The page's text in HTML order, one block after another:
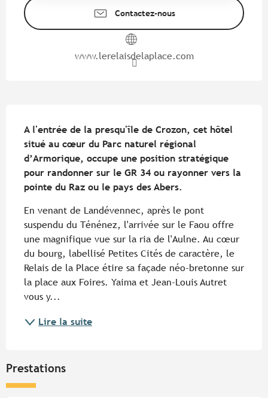
Contactez-nous
www.lerelaisdelaplace.com
A l'entrée de la presqu'île de Crozon, cet hôtel
situé au cœur du Parc naturel régional
d’Armorique, occupe une position stratégique
pour randonner sur le GR 34 ou rayonner vers la
pointe du Raz ou le pays des Abers.
En venant de Landévennec, après le pont
suspendu du Ténénez, l'arrivée sur le Faou offre
une magnifique vue sur la ria de l'Aulne. Au cœur
du bourg, labellisé Petites Cités de caractère, le
Relais de la Place étire sa façade néo-bretonne sur
la place aux Foires. Yaima et Jean-Louis Autret
vous y...
Lire la suite
Prestations